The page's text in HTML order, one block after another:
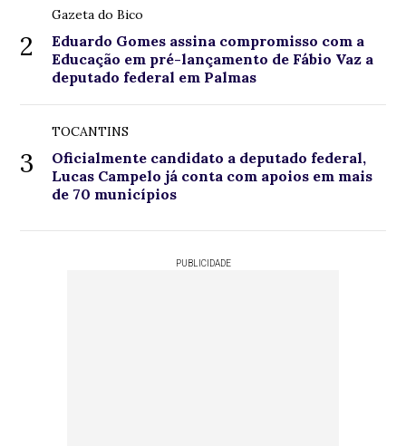
2
Gazeta do Bico
Eduardo Gomes assina compromisso com a
Educação em pré-lançamento de Fábio Vaz a
deputado federal em Palmas
3
TOCANTINS
Oficialmente candidato a deputado federal,
Lucas Campelo já conta com apoios em mais
de 70 municípios
PUBLICIDADE